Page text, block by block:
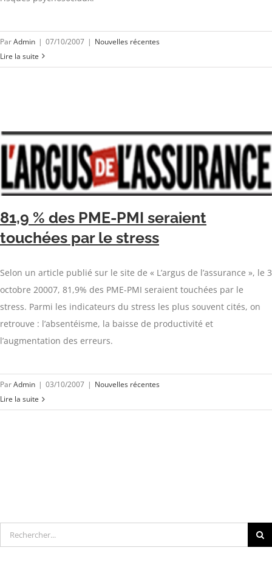
ParAdmin | 07/10/2007 | Nouvelles récentes
Lire la suite
81,9 % des PME-PMI seraient
touchées par le stress
Selon un article publié sur le site de « L’argus de l’assurance », le 3
octobre 20007, 81,9% des PME-PMI seraient touchées par le
stress. Parmi les indicateurs du stress les plus souvent cités, on
retrouve : l’absentéisme, la baisse de productivité et
l’augmentation des erreurs.
ParAdmin | 03/10/2007 | Nouvelles récentes
Lire la suite
Rechercher